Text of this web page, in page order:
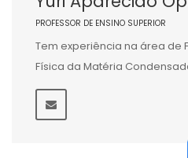
PROFESSOR DE ENSINO SUPERIOR
Tem experiência na área de
Física da Matéria